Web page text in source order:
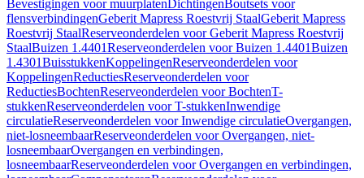
Bevestigingen voor muurplatenDichtingenBoutsets voor
flensverbindingenGeberit Mapress Roestvrij StaalGeberit Mapress
Roestvrij StaalReserveonderdelen voor Geberit Mapress Roestvrij
StaalBuizen 1.4401Reserveonderdelen voor Buizen 1.4401Buizen
1.4301BuisstukkenKoppelingenReserveonderdelen voor
KoppelingenReductiesReserveonderdelen voor
ReductiesBochtenReserveonderdelen voor BochtenT-
stukkenReserveonderdelen voor T-stukkenInwendige
circulatieReserveonderdelen voor Inwendige circulatieOvergangen,
niet-losneembaarReserveonderdelen voor Overgangen, niet-
losneembaarOvergangen en verbindingen,
losneembaarReserveonderdelen voor Overgangen en verbindingen,